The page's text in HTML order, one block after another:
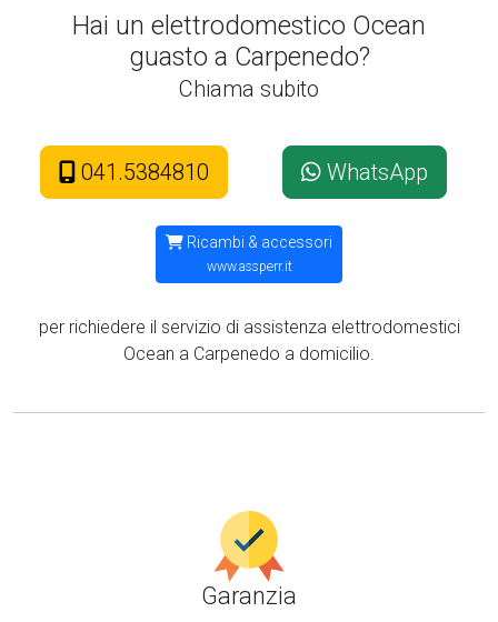
Hai un elettrodomestico Ocean
guasto a Carpenedo?
Chiama subito
041.5384810 WhatsApp
Ricambi & accessori
www.assperr.it
per richiedere il servizio di assistenza elettrodomestici
Ocean a Carpenedo a domicilio.
Garanzia